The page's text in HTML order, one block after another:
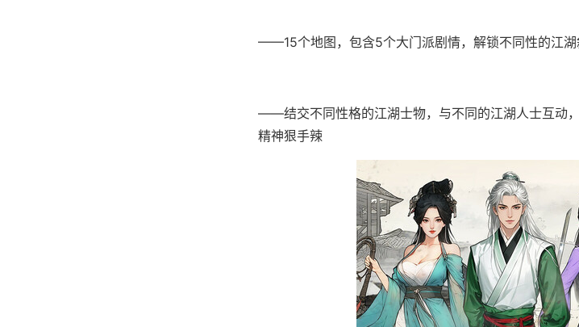
——15个地图，包含5个大门派剧情，解锁不同性的江湖
——结交不同性格的江湖士物，与不同的江湖人士互动
精神狠手辣